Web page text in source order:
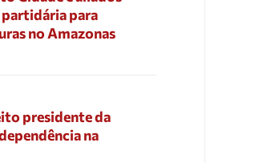
para
no Amazonas
presidente da
na